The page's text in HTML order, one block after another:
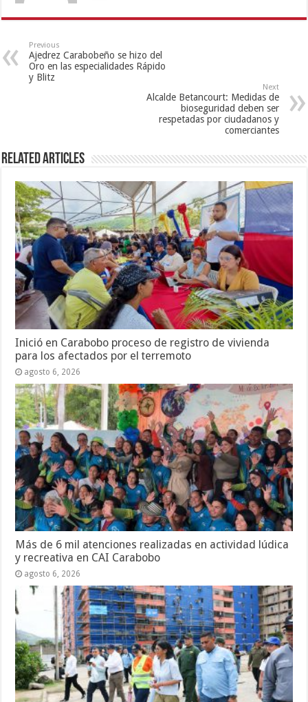
Previous
Ajedrez Carabobeño se hizo del
Oro en las especialidades Rápido
y Blitz
Next
Alcalde Betancourt: Medidas de
bioseguridad deben ser
respetadas por ciudadanos y
comerciantes
Related Articles
Inició en Carabobo proceso de registro de vivienda
para los afectados por el terremoto
agosto 6, 2026
Más de 6 mil atenciones realizadas en actividad lúdica
y recreativa en CAI Carabobo
agosto 6, 2026